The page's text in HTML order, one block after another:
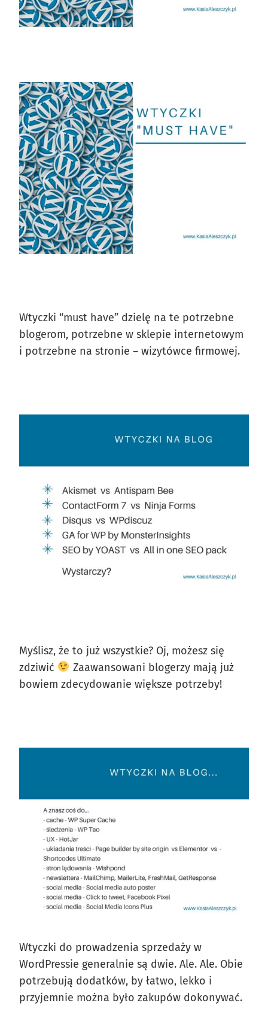
Wtyczki “must have” dzielę na te potrzebne
blogerom, potrzebne w sklepie internetowym
i potrzebne na stronie – wizytówce firmowej.
Myślisz, że to już wszystkie? Oj, możesz się
zdziwić
Zaawansowani blogerzy mają już
bowiem zdecydowanie większe potrzeby!
Wtyczki do prowadzenia sprzedaży w
WordPressie generalnie są dwie. Ale. Ale. Obie
potrzebują dodatków, by łatwo, lekko i
przyjemnie można było zakupów dokonywać.